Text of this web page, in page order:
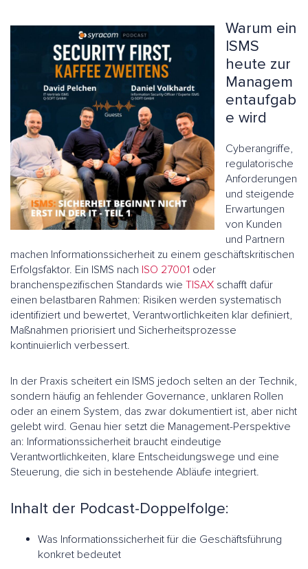
Warum ein
ISMS
heute zur
Managem
entaufgab
e wird
Cyberangriffe,
regulatorische
Anforderungen
und steigende
Erwartungen
von Kunden
und Partnern
machen Informationssicherheit zu einem geschäftskritischen
Erfolgsfaktor. Ein ISMS nach ISO 27001 oder
branchenspezifischen Standards wie TISAX schafft dafür
einen belastbaren Rahmen: Risiken werden systematisch
identifiziert und bewertet, Verantwortlichkeiten klar definiert,
Maßnahmen priorisiert und Sicherheitsprozesse
kontinuierlich verbessert.
In der Praxis scheitert ein ISMS jedoch selten an der Technik,
sondern häufig an fehlender Governance, unklaren Rollen
oder an einem System, das zwar dokumentiert ist, aber nicht
gelebt wird. Genau hier setzt die Management-Perspektive
an: Informationssicherheit braucht eindeutige
Verantwortlichkeiten, klare Entscheidungswege und eine
Steuerung, die sich in bestehende Abläufe integriert.
Inhalt der Podcast-Doppelfolge:
Was Informationssicherheit für die Geschäftsführung
konkret bedeutet